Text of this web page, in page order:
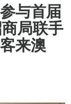
与首届
局联手
来澳